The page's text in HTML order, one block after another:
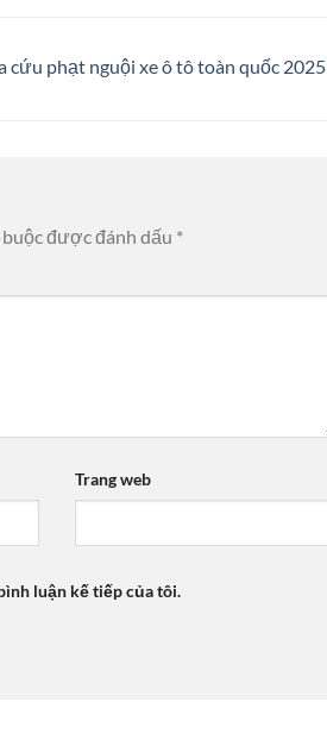
cứu phạt nguội xe ô tô toàn quốc 2025
được đánh dấu *
Trang web
luận kế tiếp của tôi.